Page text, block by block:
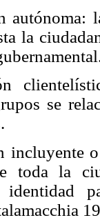
autónoma:
la
se
incluyente
toda la
identidad